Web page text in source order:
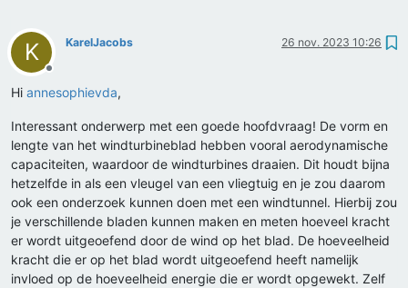
K
Offline
KarelJacobs 26 nov. 2023 10:26
Hi annesophievda,
Interessant onderwerp met een goede hoofdvraag! De vorm en
lengte van het windturbineblad hebben vooral aerodynamische
capaciteiten, waardoor de windturbines draaien. Dit houdt bijna
hetzelfde in als een vleugel van een vliegtuig en je zou daarom
ook een onderzoek kunnen doen met een windtunnel. Hierbij zou
je verschillende bladen kunnen maken en meten hoeveel kracht
er wordt uitgeoefend door de wind op het blad. De hoeveelheid
kracht die er op het blad wordt uitgeoefend heeft namelijk
invloed op de hoeveelheid energie die er wordt opgewekt. Zelf